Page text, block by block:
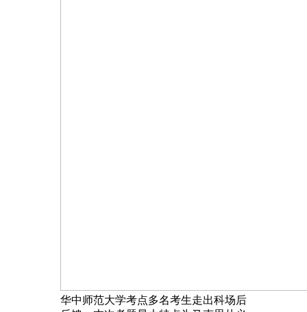
华中师范大学考点多名考生走出科场后